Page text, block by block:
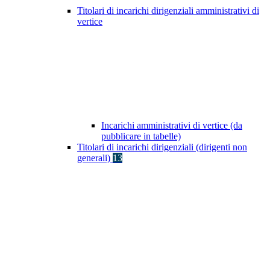
Titolari di incarichi dirigenziali amministrativi di
vertice
Incarichi amministrativi di vertice (da
pubblicare in tabelle)
Titolari di incarichi dirigenziali (dirigenti non
generali) 13